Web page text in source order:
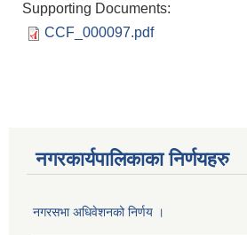
Supporting Documents:
CCF_000097.pdf
नगरकार्यपालिकाका निर्णयहरु
नगरसभा अधिवेशनको निर्णय ।